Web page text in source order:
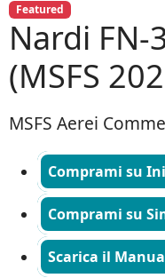
Featured
Nardi FN-
(MSFS
MSFS Aerei
Comprami su
Comprami su
Scarica il